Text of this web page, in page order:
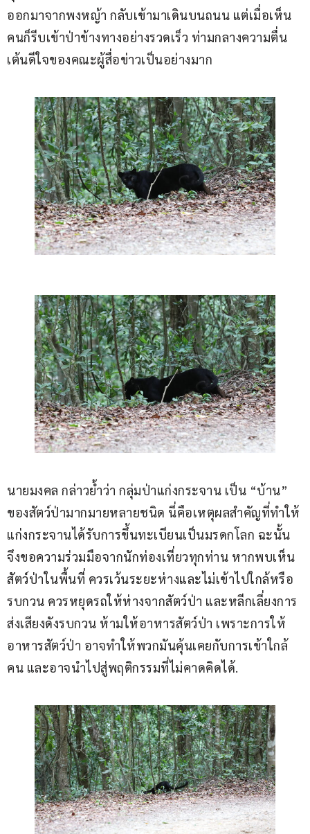
ออกมาจากพงหญ้า กลับเข้ามาเดินบนถนน แต่เมื่อเห็น
คนก็รีบเข้าป่าข้างทางอย่างรวดเร็ว ท่ามกลางความตื่น
เต้นดีใจของคณะผู้สื่อข่าวเป็นอย่างมาก
นายมงคล กล่าวย้ำว่า กลุ่มป่าแก่งกระจาน เป็น “บ้าน”
ของสัตว์ป่ามากมายหลายชนิด นี่คือเหตุผลสำคัญที่ทำให้
แก่งกระจานได้รับการขึ้นทะเบียนเป็นมรดกโลก ฉะนั้น
จึงขอความร่วมมือจากนักท่องเที่ยวทุกท่าน หากพบเห็น
สัตว์ป่าในพื้นที่ ควรเว้นระยะห่างและไม่เข้าไปใกล้หรือ
รบกวน ควรหยุดรถให้ห่างจากสัตว์ป่า และหลีกเลี่ยงการ
ส่งเสียงดังรบกวน ห้ามให้อาหารสัตว์ป่า เพราะการให้
อาหารสัตว์ป่า อาจทำให้พวกมันคุ้นเคยกับการเข้าใกล้
คน และอาจนำไปสู่พฤติกรรมที่ไม่คาดคิดได้.